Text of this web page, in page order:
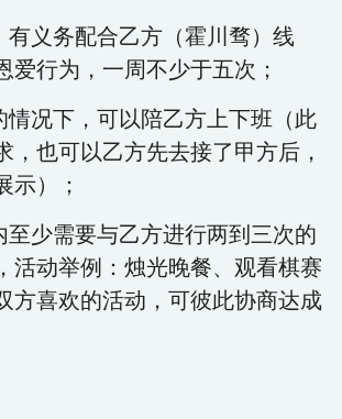
有义务配合乙方（霍川骛）线
爱行为，一周不少于五次；
情况下，可以陪乙方上下班（此
，也可以乙方先去接了甲方后，
示）；
至少需要与乙方进行两到三次的
活动举例：烛光晚餐、观看棋赛
方喜欢的活动，可彼此协商达成